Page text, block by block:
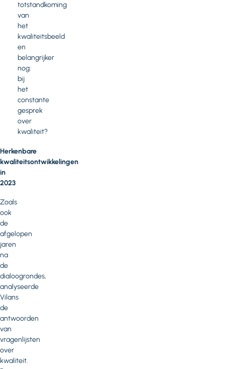
totstandkoming
van
het
kwaliteitsbeeld
en
belangrijker
nog:
bij
het
constante
gesprek
over
kwaliteit?
Herkenbare
kwaliteitsontwikkelingen
in
2023
Zoals
ook
de
afgelopen
jaren
na
de
dialoogrondes,
analyseerde
Vilans
de
antwoorden
van
vragenlijsten
over
kwaliteit.